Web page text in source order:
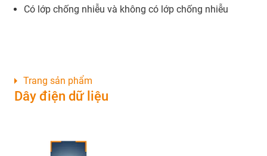
Có lớp chống nhiễu và không có lớp chống nhiễu
Dây điện dữ liệu
Trang sản phẩm